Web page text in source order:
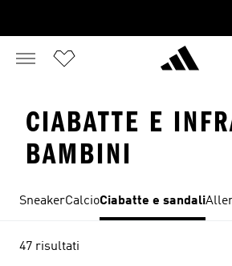
CIABATTE E
BAMBINI
SneakerCalcioCiabatte e sandali
47 risultati